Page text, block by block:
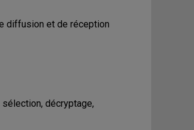
diffusion et de réception
décryptage,